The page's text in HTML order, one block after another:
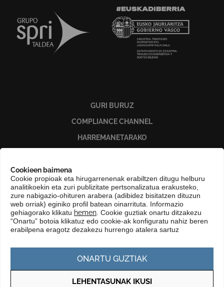
Cookieen baimena
Cookie propioak eta hirugarrenenak erabiltzen ditugu helburu
analitikoekin eta zuri publizitate pertsonalizatua erakusteko,
zure nabigazio-ohituren arabera (adibidez bisitatzen dituzun
web orriak) eginiko profil batean oinarrituta. Informazio
gehiagorako klikatu hemen . Cookie guztiak onartu ditzakezu
“Onartu” botoia klikatuz edo cookie-ak konfiguratu nahiz beren
erabilpena eragotz dezakezu hurrengo atalera sartuz
ONARTU GUZTIAK
LEHENTASUNAK IKUSI
GURI BURUZ
COMPLIANCE CHANNEL
HARREMANETARAKO
KONTRATATZAILEAREN PROFILA
GARDENTASUN ATARIA